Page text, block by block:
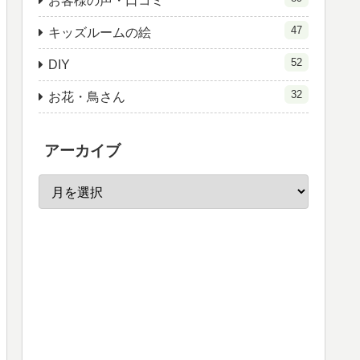
キッズルームの絵 47
DIY 52
お花・鳥さん 32
アーカイブ